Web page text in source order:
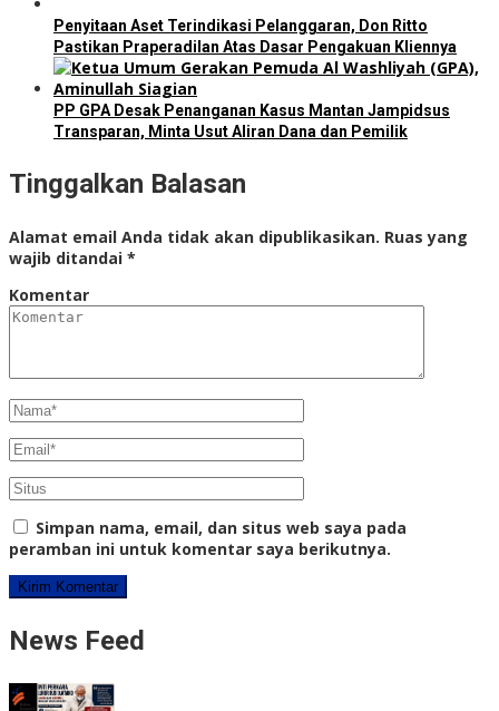
Penyitaan Aset Terindikasi Pelanggaran, Don Ritto
Pastikan Praperadilan Atas Dasar Pengakuan Kliennya
PP GPA Desak Penanganan Kasus Mantan Jampidsus
Transparan, Minta Usut Aliran Dana dan Pemilik
Tinggalkan Balasan
Alamat email Anda tidak akan dipublikasikan. Ruas yang
wajib ditandai *
Komentar
Simpan nama, email, dan situs web saya pada
peramban ini untuk komentar saya berikutnya.
News Feed